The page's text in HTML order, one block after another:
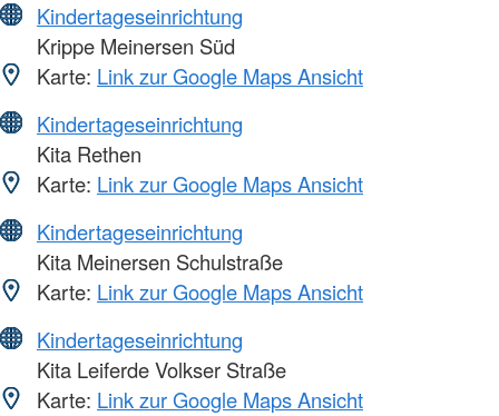
Kindertageseinrichtung
Krippe Meinersen Süd
Karte: Link zur Google Maps Ansicht
Kindertageseinrichtung
Kita Rethen
Karte: Link zur Google Maps Ansicht
Kindertageseinrichtung
Kita Meinersen Schulstraße
Karte: Link zur Google Maps Ansicht
Kindertageseinrichtung
Kita Leiferde Volkser Straße
Karte: Link zur Google Maps Ansicht